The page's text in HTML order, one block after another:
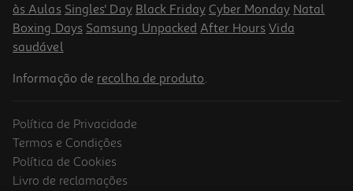
às Aulas Singles' Day Black Friday Cyber Monday Natal
Boxing Days Samsung Unpacked After Hours Vida
saudável
Informação de recolha de produto.
Política de Privacidade
Termos e Condições
Política de Cookies
Livro de reclamações